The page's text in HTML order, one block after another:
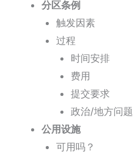
分区条例
触发因素
过程
时间安排
费用
提交要求
政治/地方问题
公用设施
可用吗？